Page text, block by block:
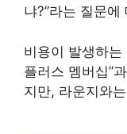
냐?”라는 질문에
비용이 발생하는
플러스 멤버십”
지만, 라운지와